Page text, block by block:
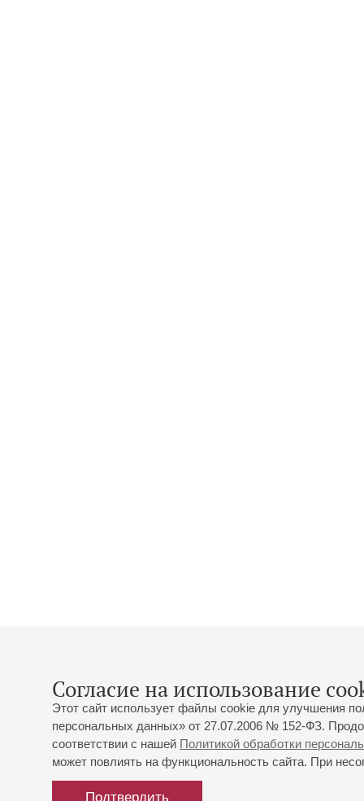
Согласие на использование
Этот сайт использует файлы cookie для улучшения
персональных данных» от 27.07.2006 № 152-ФЗ.
соответствии с нашей Политикой обработки
может повлиять на функциональность сайта. При
Подтвердить